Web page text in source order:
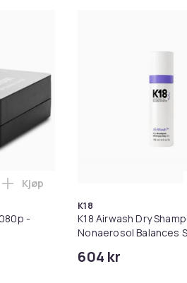
-
Legg RCA til HDMI Converter
Kjøp
K18
K18 Airwash Dry
Nonaerosol Balances
604 kr